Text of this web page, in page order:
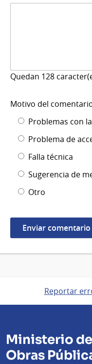
Quedan 128
Motivo del
Problemas con
Problema de
Falla técnica
Sugerencia de
Otro
Reportar
Ministerio
Obras